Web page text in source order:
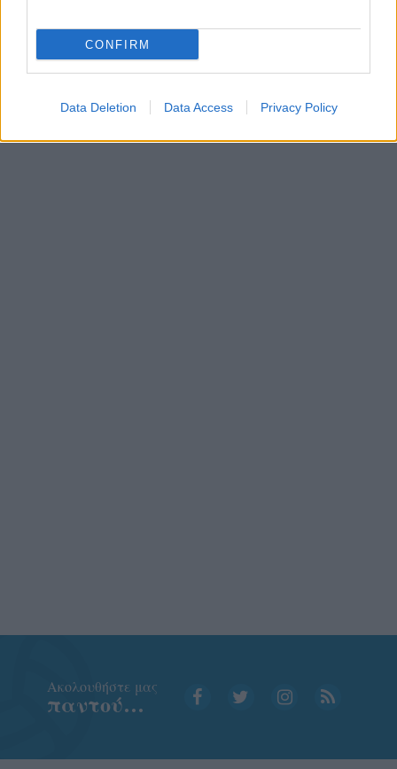
CONFIRM
Data Deletion Data Access Privacy Policy
Aκολουθήστε μας
παντού…